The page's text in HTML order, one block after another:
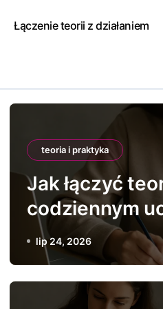
Łączenie teorii z działaniem
teoria i praktyka
Jak łączyć
codziennym
lip 24, 2026